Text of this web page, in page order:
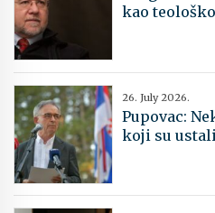
kao
26. July 2026.
Pupovac:
koji su